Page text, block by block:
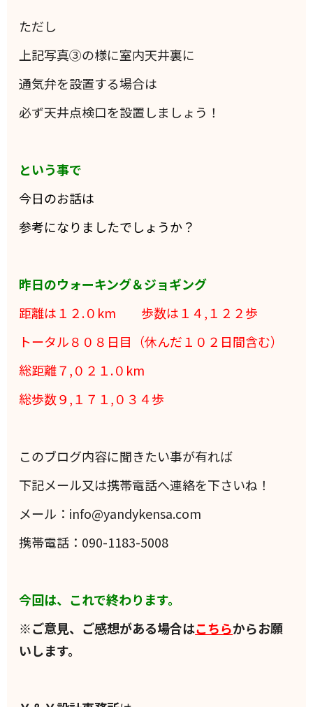
ただし
上記写真③の様に室内天井裏に
通気弁を設置する場合は
必ず天井点検口を設置しましょう！
という事で
今日のお話は
参考になりましたでしょうか？
昨日のウォーキング＆ジョギング
距離は１２.０ km 歩数は１４,１２２歩
トータル８０８日目（休んだ１０２日間含む）
総距離７,０２１.０km
総歩数９,１７１,０３４歩
このブログ内容に聞きたい事が有れば
下記メール又は携帯電話へ連絡を下さいね！
メール：info@yandykensa.com
携帯電話：090-1183-5008
今回は、これで終わります。
※ご意見、ご感想がある場合はこちらからお願
いします。